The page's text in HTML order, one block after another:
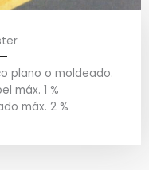
plano o moldeado.
máx. 1 %
máx. 2 %